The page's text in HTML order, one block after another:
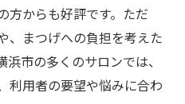
方からも好評です。ただ
、まつげへの負担を考えた
市の多くのサロンでは、
利用者の要望や悩みに合わ